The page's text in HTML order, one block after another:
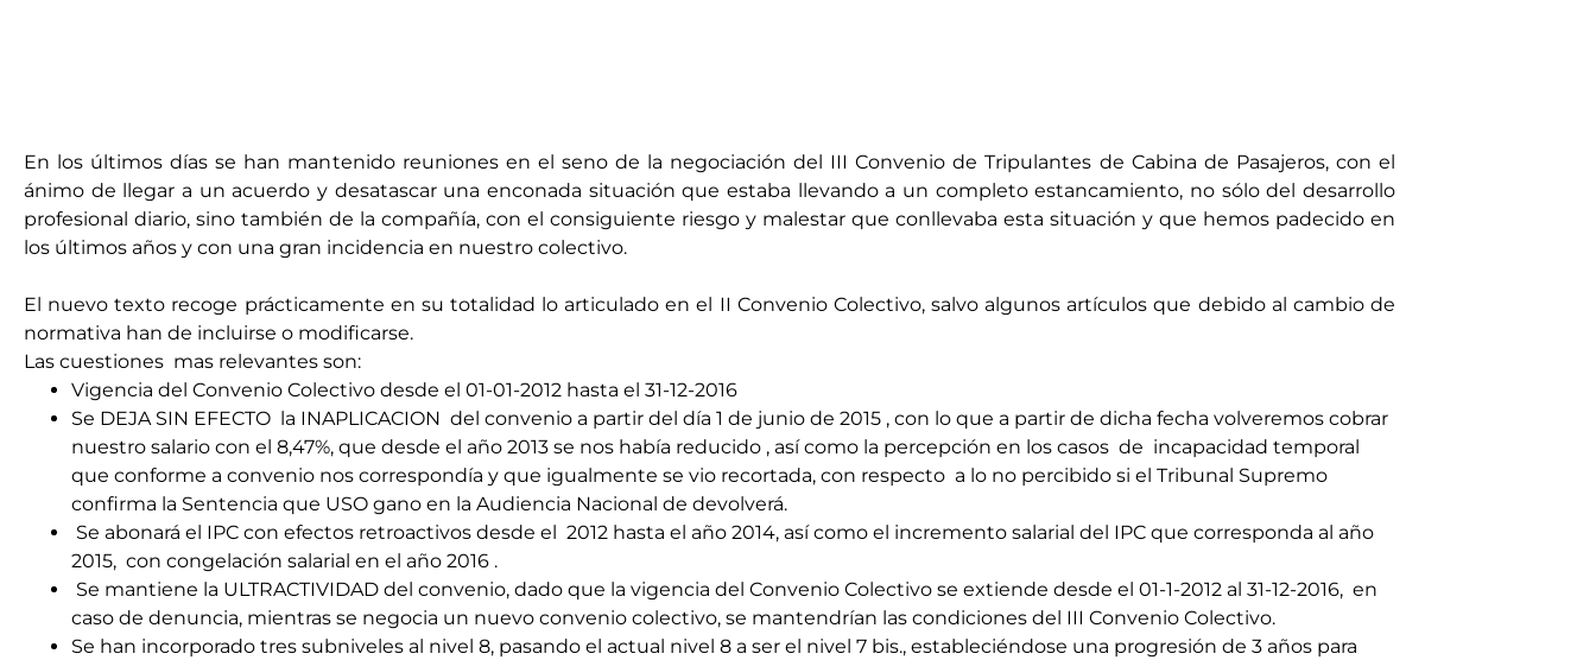
En los últimos días se han mantenido reuniones en el seno de la negociación del III Convenio de Tripulantes de Cabina de Pasajeros, con el
ánimo de llegar a un acuerdo y desatascar una enconada situación que estaba llevando a un completo estancamiento, no sólo del desarrollo
profesional diario, sino también de la compañía, con el consiguiente riesgo y malestar que conllevaba esta situación y que hemos padecido en
los últimos años y con una gran incidencia en nuestro colectivo.
El nuevo texto recoge prácticamente en su totalidad lo articulado en el II Convenio Colectivo, salvo algunos artículos que debido al cambio de
normativa han de incluirse o modificarse.
Las cuestiones mas relevantes son:
Vigencia del Convenio Colectivo desde el 01-01-2012 hasta el 31-12-2016
Se DEJA SIN EFECTO la INAPLICACION del convenio a partir del día 1 de junio de 2015 , con lo que a partir de dicha fecha volveremos cobrar
nuestro salario con el 8,47%, que desde el año 2013 se nos había reducido , así como la percepción en los casos de incapacidad temporal
que conforme a convenio nos correspondía y que igualmente se vio recortada, con respecto a lo no percibido si el Tribunal Supremo
confirma la Sentencia que USO gano en la Audiencia Nacional de devolverá.
Se abonará el IPC con efectos retroactivos desde el 2012 hasta el año 2014, así como el incremento salarial del IPC que corresponda al año
2015, con congelación salarial en el año 2016 .
Se mantiene la ULTRACTIVIDAD del convenio, dado que la vigencia del Convenio Colectivo se extiende desde el 01-1-2012 al 31-12-2016, en
caso de denuncia, mientras se negocia un nuevo convenio colectivo, se mantendrían las condiciones del III Convenio Colectivo.
Se han incorporado tres subniveles al nivel 8, pasando el actual nivel 8 a ser el nivel 7 bis., estableciéndose una progresión de 3 años para